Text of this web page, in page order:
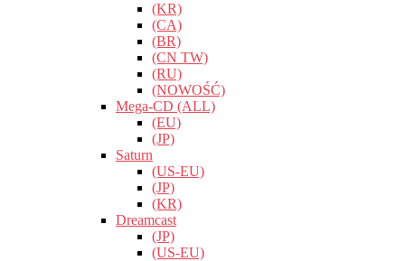
(KR)
(CA)
(BR)
(CN TW)
(RU)
(NOWOŚĆ)
Mega-CD (ALL)
(EU)
(JP)
Saturn
(US-EU)
(JP)
(KR)
Dreamcast
(JP)
(US-EU)